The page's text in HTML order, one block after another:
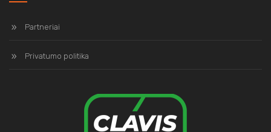
Partneriai
Privatumo politika